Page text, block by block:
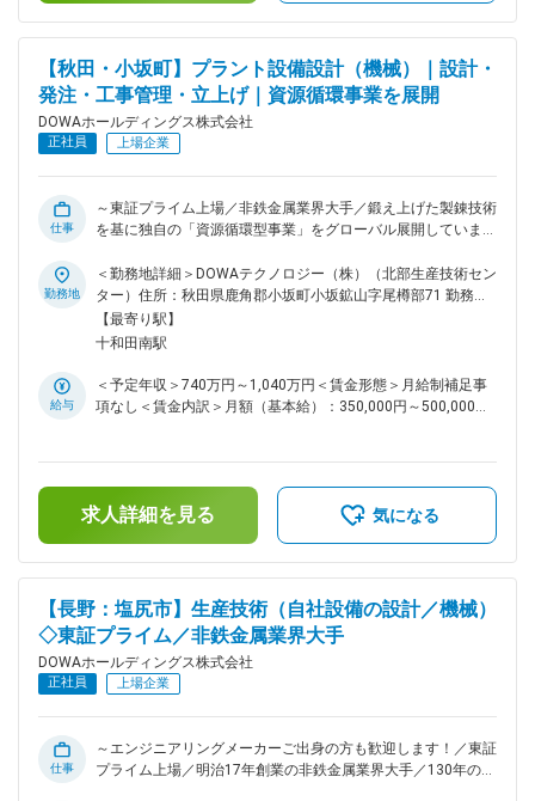
青森市も車で1時間半、コンビニ・スーパー・ドラッグストア
は町内にございます。 ◇夏はキャンプ・冬はスキーなど、アウ
トドアを充実できます。車で30分程度で自然を感じられ、休
日を充実させられます。 ■緊急呼び出しについて：同社では休
日の緊急呼び出しや夜間対応は当番制で担当することとなって
おり、緊急対応した場合は、振替休日を取って頂いておりま
【DOWAテクノロジーについて】 DOWAテクノロジーの各部
門は、5つの事業会社との密接な連携のもと、製造・研究現場
などを検討、立案、実行しています。製造設備の開発・改善を
担う「生産技術部」、分析・品質改善を通じてCS(顧客満足)の
向上を図る「品質保証部」、そして事業会社と のスムーズな
連携を担う「企画部」、これら3部門が一丸となって、“技術立
術を根底から支えています。 変更の範囲：会社の定める業務
【秋田・小坂町】プラント設備設計（機械）｜設計・
発注・工事管理・立上げ｜資源循環事業を展開
DOWAホールディングス株式会社
正社員 上場企業
仕事
～東証プライム上場／非鉄金属業界大手／鍛え上げた製錬技術
を基に独自の「資源循環型事業」をグローバル展開しています
械）をご担当頂きます。ご経験やスキルに応じて徐々にお任せ
致します。 【具体的な業務内容】 ◇製造設備に関わる新規建
設や装置開発・改善・保全の計画・実行 ◇建設業務（設備検
討・設計、コスト試算、発注、工事管理、立上げ、操業移管ま
ションの特徴：一般的な生産技術となる、企画、設計、工事、
試運転に留まらず、研究・開発～操業管理といった幅広い業務
ったHPとなります。 ■小坂町で働く魅力 ◇「あのDOWA！」
といった雰囲気の中働けます。小坂町のだれもが知っている企
業であり、地元企業とのつながりも強いです。 ◇寮・社宅完備
なので、単身でも家族帯同でも快適に暮らせます。小坂町居住
のアクセスがよく、快適な生活が送れます。弘前市まで車で1
時間、盛岡市や青森市も車で1時間半、コンビニ・スーパー・
ドラッグストアは町内にございます。 ◇夏はキャンプ・冬はス
キーなど、アウトドアを充実できます。車で30分程度で自然
を感じられ、休日を充実させられます。 ■緊急呼び出しについ
て：同社では休日の緊急呼び出しや夜間対応は当番制で担当す
会社への在籍出向となります。 DOWAテクノロジーの各部門
は、5つの事業会社との密接な連携のもと、製造・研究現場と
勤務地
＜勤務地詳細＞DOWAテクノロジー（株）（北部生産技術セン
ター）住所：秋田県鹿角郡小坂町小坂鉱山字尾樽部71 勤務地
最寄駅：JR花輪線／十和田南駅受動喫煙対策：屋内全面禁煙
変更の範囲：会社の定める事業所（リモートワーク含む）
【最寄り駅】
十和田南駅
給与
＜予定年収＞740万円～1,040万円＜賃金形態＞月給制補足事
項なし＜賃金内訳＞月額（基本給）：350,000円～500,000円
る可能性があります。月給(月額)は固定手当を含めた表記で
す。
求人詳細を見る 気になる
【長野：塩尻市】生産技術（自社設備の設計／機械）
◇東証プライム／非鉄金属業界大手
DOWAホールディングス株式会社
正社員 上場企業
仕事
～エンジニアリングメーカーご出身の方も歓迎します！／東証
プライム上場／明治17年創業の非鉄金属業界大手／130年の変